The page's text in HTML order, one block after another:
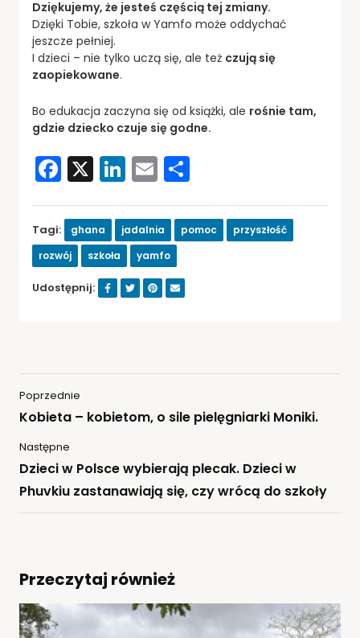
Dziękujemy, że jesteś częścią tej zmiany.
Dzięki Tobie, szkoła w Yamfo może oddychać
jeszcze pełniej.
I dzieci – nie tylko uczą się, ale też czują się
zaopiekowane.
Bo edukacja zaczyna się od książki, ale rośnie tam,
gdzie dziecko czuje się godne.
Facebook
X LinkedIn
Email
Tagi: ghana jadalnia pomoc
przyszłość
rozwój
szkoła yamfo
Udostępnij:
Poprzednie
Kobieta – kobietom, o sile pielęgniarki Moniki.
Następne
Dzieci w Polsce wybierają plecak. Dzieci w
Phuvkiu zastanawiają się, czy wrócą do szkoły
Przeczytaj również